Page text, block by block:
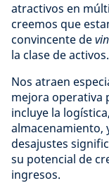
atractivos en
creemos que
convincente de
la clase de activos.
Nos atraen
mejora operativa
incluye la
almacenamiento,
desajustes
su potencial de
ingresos.